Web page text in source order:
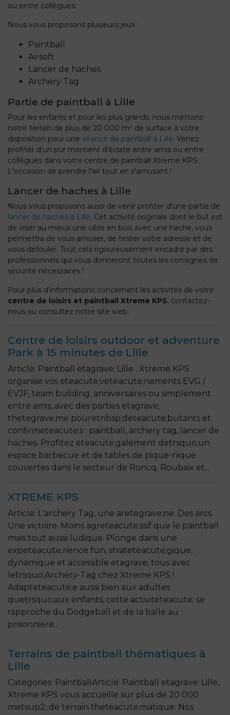
ou entre collègues.
Nous vous proposons plusieurs jeux :
Paintball
Airsoft
Lancer de haches
Archery Tag
Partie de paintball à Lille
Pour les enfants et pour les plus grands, nous mettons
notre terrain de plus de 20 000 m² de surface à votre
disposition pour une séance de paintball à Lille. Venez
profiter d'un pur moment d'éclate entre amis ou entre
collègues dans votre centre de paintball Xtreme KPS.
L'occasion de prendre l'air tout en s'amusant !
Lancer de haches à Lille
Nous vous proposons aussi de venir profiter d'une partie de
lancer de haches à Lille. Cet activité originale dont le but est
de viser au mieux une cible en bois avec une hache, vous
permettra de vous amuser, de tester votre adresse et de
vous défouler. Tout cela rigoureusement encadré par des
professionnels qui vous donneront toutes les consignes de
sécurité nécessaires !
Pour plus d'informations concernant les activités de votre
centre de loisirs et paintball Xtreme KPS, contactez-
nous ou consultez notre site web.
Centre de loisirs outdoor et adventure
Park à 15 minutes de Lille
Article: Paintball etagrave; Lille : Xtreme KPS
organise vos eteacute;veteacute;nements EVG /
EVJF, team building, anniversaires ou simplement
entre amis, avec des parties etagrave;
thetegrave;me pouretnbsp;deteacute;butants et
confirmeteacute;s : paintball, archery tag, lancer de
haches. Profitez eteacute;galement detrsquo;un
espace barbecue et de tables de pique-nique
couvertes dans le secteur de Roncq, Roubaix et...
XTREME KPS
Article: L'archery Tag, une aretegrave;ne. Des arcs.
Une victoire. Moins agreteacute;ssif que le paintball
mais tout aussi ludique. Plonge dans une
expeteacute;rience fun, strateteacute;gique,
dynamique et accessible etagrave; tous avec
letrsquo;Archery-Tag chez Xtreme KPS !
Adapteteacute;e aussi bien aux adultes
quetrsquo;aux enfants, cette activiteteacute; se
rapproche du Dodgeball et de la balle au
prisonniere...
Terrains de paintball thématiques à
Lille
Categories: PaintballArticle: Paintball etagrave; Lille,
Xtreme KPS vous accueille sur plus de 20 000
metsup2; de terrain theteacute;matique. Nos